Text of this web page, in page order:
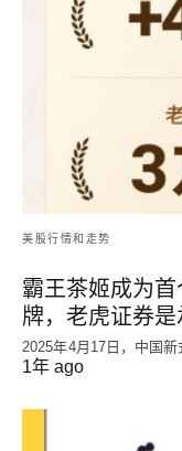
美股行情和走势
霸王茶姬成为
牌，老虎证券
2025年4月17日，中国新
1年 ago